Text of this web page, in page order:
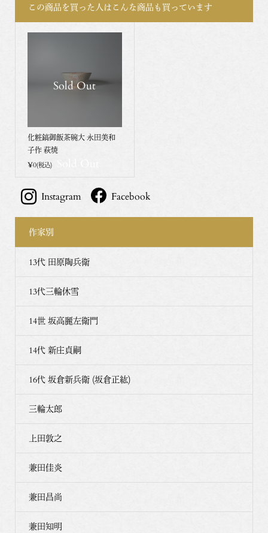
この商品を買った人はこんな商品も買っています
Sold Out
化粧鎬御飯茶碗大 永田美和
子作 萩焼
¥0(税込)
Instagram Facebook
作家別
13代 田原陶兵衛
13代三輪休雪
14世 坂高麗左衛門
14代 新庄貞嗣
16代 坂倉新兵衛 (坂倉正紘)
三輪太郎
上田敦之
兼田佳炎
兼田昌尚
兼田知明